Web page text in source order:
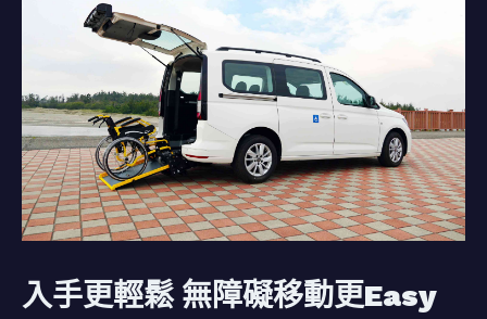
入手更輕鬆 無障礙移動更Easy